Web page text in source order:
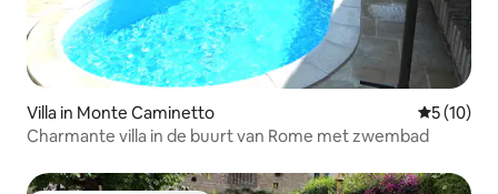
Villa in Monte Caminetto
5 (10)
Charmante villa in de buurt van Rome met zwembad